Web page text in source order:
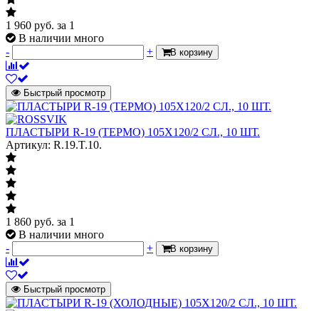
1 960 руб. за 1
В наличии много
-
+ В корзину
Быстрый просмотр
ПЛАСТЫРИ R-19 (ТЕРМО) 105Х120/2 СЛ., 10 ШТ.
Артикул: R.19.T.10.
1 860 руб. за 1
В наличии много
-
+ В корзину
Быстрый просмотр